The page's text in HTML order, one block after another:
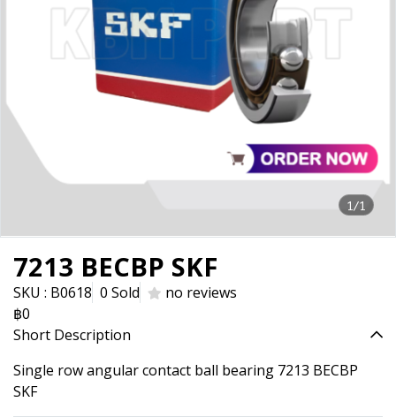
1/1
7213 BECBP SKF
SKU : B0618 0 Sold
no reviews
฿0
Short Description
Single row angular contact ball bearing 7213 BECBP
SKF